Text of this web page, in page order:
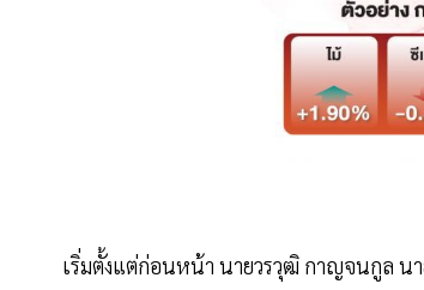
เริ่มตั้งแต่ก่อนหน้า นายวรวุฒิ กาญจนกูล น